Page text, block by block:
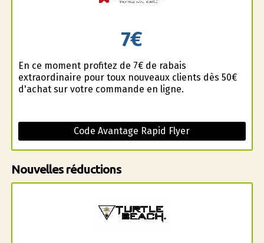
7€
En ce moment profitez de 7€ de rabais
extraordinaire pour toux nouveaux clients dès 50€
d'achat sur votre commande en ligne.
Code Avantage Rapid Flyer
Nouvelles réductions